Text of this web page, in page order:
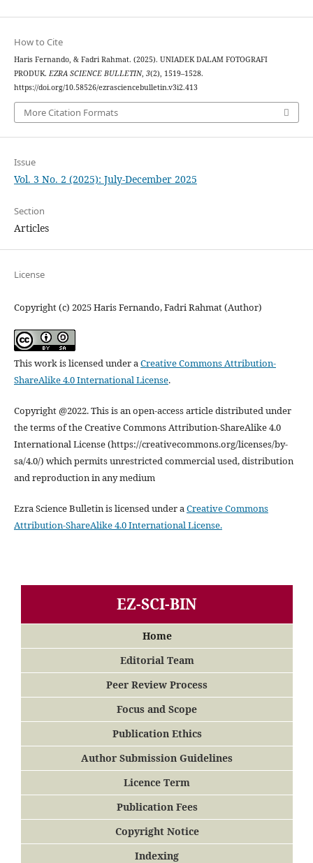
How to Cite
Haris Fernando, & Fadri Rahmat. (2025). UNIADEK DALAM FOTOGRAFI
PRODUK. EZRA SCIENCE BULLETIN, 3(2), 1519–1528.
https://doi.org/10.58526/ezrasciencebulletin.v3i2.413
More Citation Formats
Issue
Vol. 3 No. 2 (2025): July-December 2025
Section
Articles
License
Copyright (c) 2025 Haris Fernando, Fadri Rahmat (Author)
This work is licensed under aCreative Commons Attribution-
ShareAlike 4.0 International License.
Copyright @2022. This is an open-access article distributed under
the terms of the Creative Commons Attribution-ShareAlike 4.0
International License (https://creativecommons.org/licenses/by-
sa/4.0/) which permits unrestricted commercial used, distribution
and reproduction in any medium
Ezra Science Bulletin is licensed under aCreative Commons
Attribution-ShareAlike 4.0 International License.
EZ-SCI-BIN
Home
Editorial Team
Peer Review Process
Focus and Scope
Publication Ethics
Author Submission Guidelines
Licence Term
Publication Fees
Copyright Notice
Indexing